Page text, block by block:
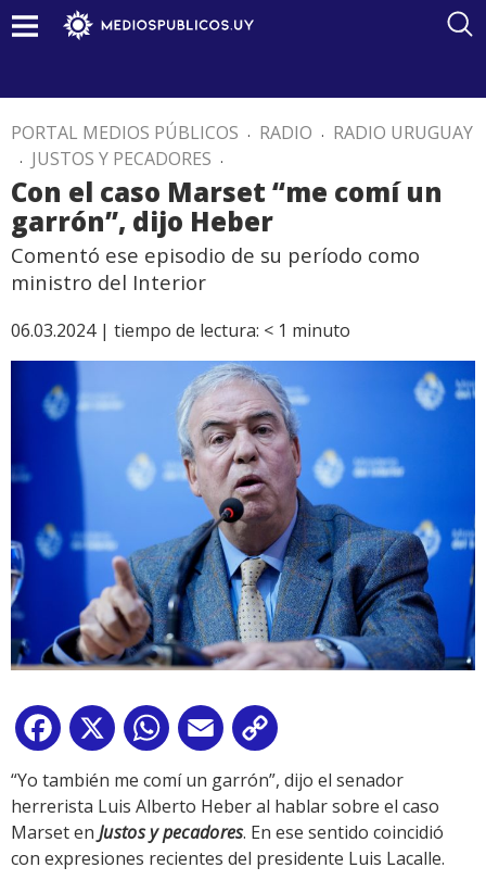
PORTAL MEDIOS PÚBLICOS . RADIO . RADIO URUGUAY
. JUSTOS Y PECADORES .
Con el caso Marset “me comí un
garrón”, dijo Heber
Comentó ese episodio de su período como
ministro del Interior
06.03.2024 | tiempo de lectura: < 1 minuto
Facebook
X WhatsApp
Email
Link
“Yo también me comí un garrón”, dijo el senador
herrerista Luis Alberto Heber al hablar sobre el caso
Marset en Justos y pecadores. En ese sentido coincidió
con expresiones recientes del presidente Luis Lacalle.